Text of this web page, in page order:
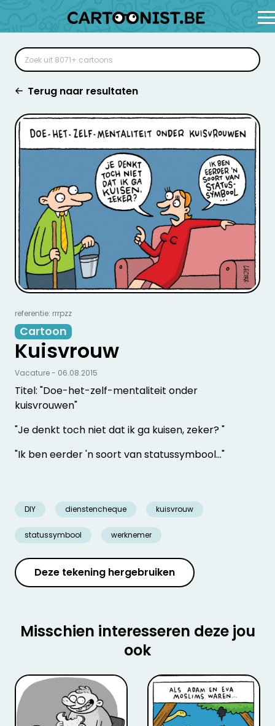
Terug naar resultaten
referentie: rrrpzz
Cartoon
Kuisvrouw
Titel: "Doe-het-zelf-mentaliteit onder
kuisvrouwen"
"Je denkt toch niet dat ik ga kuisen, zeker? "
"Ik ben eerder 'n soort van statussymbool…"
DIY dienstencheque kuisvrouw
statussymbool werknemer
Vacature - 06.08.2015
Deze tekening hergebruiken
Misschien interesseren deze jou
ook